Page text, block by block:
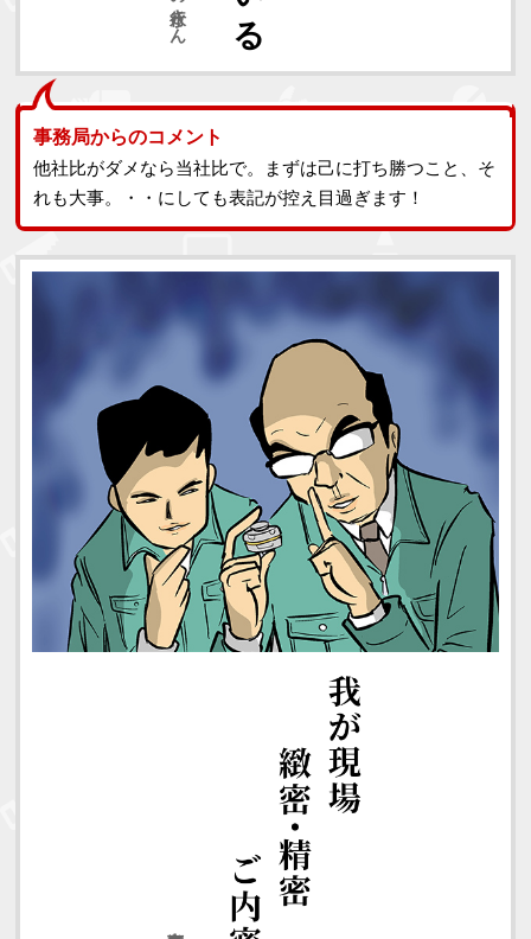
事務局からのコメント
他社比がダメなら当社比で。まずは己に打ち勝つこと、そ
れも大事。・・にしても表記が控え目過ぎます！